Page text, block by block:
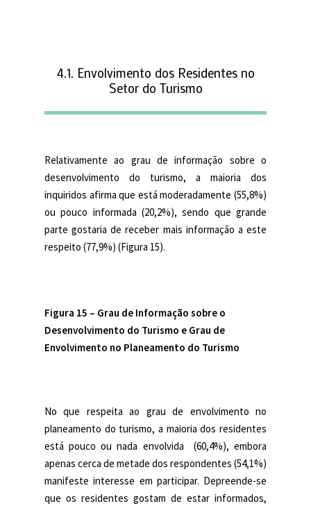
4.1. Envolvimento dos Residentes no
Setor do Turismo
Relativamente ao grau de informação sobre o
desenvolvimento do turismo, a maioria dos
inquiridos afirma que está moderadamente (55,8%)
ou pouco informada (20,2%), sendo que grande
parte gostaria de receber mais informação a este
respeito (77,9%) (Figura 15).
Figura 15 – Grau de Informação sobre o
Desenvolvimento do Turismo e Grau de
Envolvimento no Planeamento do Turismo
No que respeita ao grau de envolvimento no
planeamento do turismo, a maioria dos residentes
está pouco ou nada envolvida (60,4%), embora
apenas cerca de metade dos respondentes (54,1%)
manifeste interesse em participar. Depreende-se
que os residentes gostam de estar informados,